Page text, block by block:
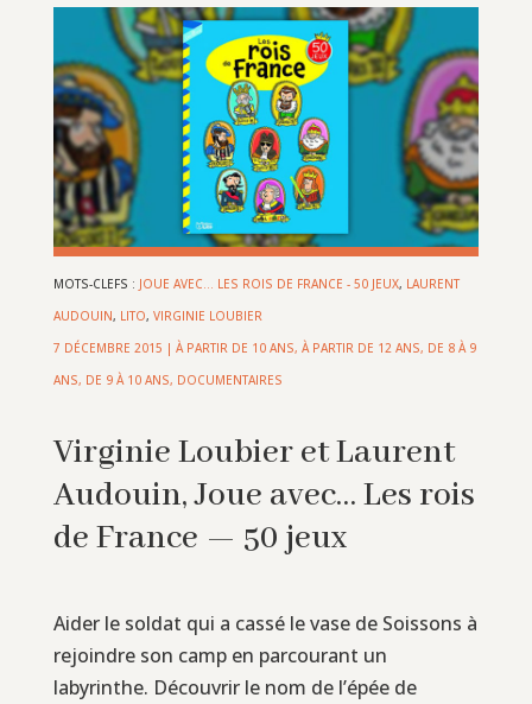
MOTS-CLEFS : JOUE AVEC... LES ROIS DE FRANCE - 50 JEUX, LAURENT
AUDOUIN, LITO, VIRGINIE LOUBIER
7 DÉCEMBRE 2015 | À PARTIR DE 10 ANS, À PARTIR DE 12 ANS, DE 8 À 9
ANS, DE 9 À 10 ANS, DOCUMENTAIRES
Virginie Loubier et Laurent
Audouin, Joue avec… Les rois
de France — 50 jeux
Aider le soldat qui a cassé le vase de Soissons à
rejoindre son camp en parcourant un
labyrinthe. Découvrir le nom de l’épée de